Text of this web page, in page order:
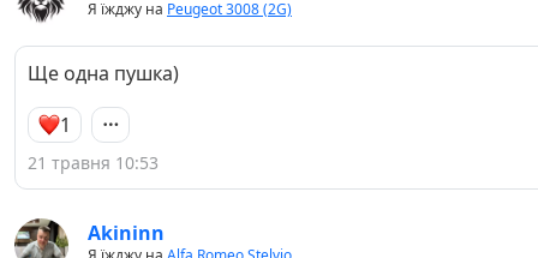
Я їжджу на Peugeot 3008 (2G)
Ще одна пушка)
1
21 травня 10:53
Akininn